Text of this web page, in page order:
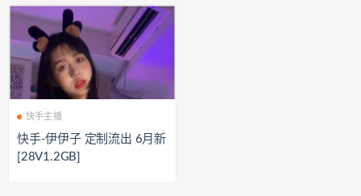
快手主播
快手-伊伊子 定制流出 6月新
[28V1.2GB]